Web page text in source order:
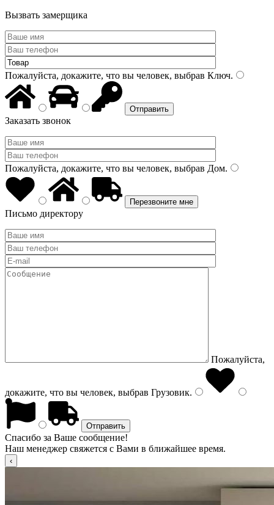
Вызвать замерщика
Пожалуйста, докажите, что вы человек, выбрав Ключ.
Заказать звонок
Пожалуйста, докажите, что вы человек, выбрав Дом.
Письмо директору
Пожалуйста,
докажите, что вы человек, выбрав Грузовик.
Спасибо за Ваше сообщение!
Наш менеджер свяжется с Вами в ближайшее время.